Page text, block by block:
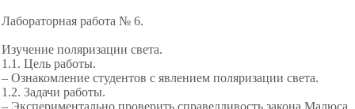
Лабораторная работа № 6.
Изучение поляризации света.
1.1. Цель работы.
– Ознакомление студентов с явлением поляризации света.
1.2. Задачи работы.
– Экспериментально проверить справедливость закона Малюса.